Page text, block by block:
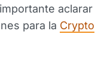
aclarar
para la Crypto